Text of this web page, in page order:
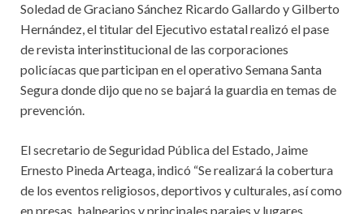
Soledad de Graciano Sánchez Ricardo Gallardo y Gilberto
Hernández, el titular del Ejecutivo estatal realizó el pase
de revista interinstitucional de las corporaciones
policíacas que participan en el operativo Semana Santa
Segura donde dijo que no se bajará la guardia en temas de
prevención.
El secretario de Seguridad Pública del Estado, Jaime
Ernesto Pineda Arteaga, indicó “Se realizará la cobertura
de los eventos religiosos, deportivos y culturales, así como
en presas, balnearios y principales parajes y lugares